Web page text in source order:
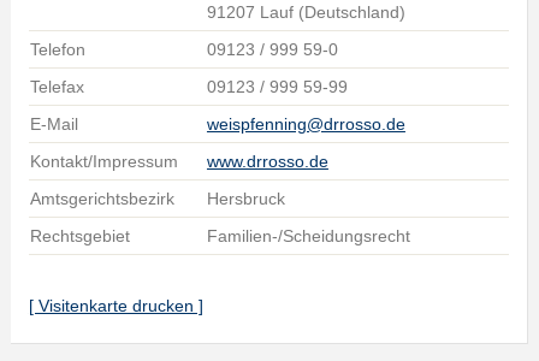
91207 Lauf (Deutschland)
Telefon
09123 / 999 59-0
Telefax
09123 / 999 59-99
E-Mail
weispfenning@drrosso.de
Kontakt/Impressum
www.drrosso.de
Amtsgerichtsbezirk
Hersbruck
Rechtsgebiet
Familien-/Scheidungsrecht
[ Visitenkarte drucken ]